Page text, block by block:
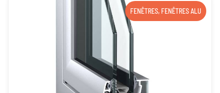
FENÊTRES, FENÊTRES ALU